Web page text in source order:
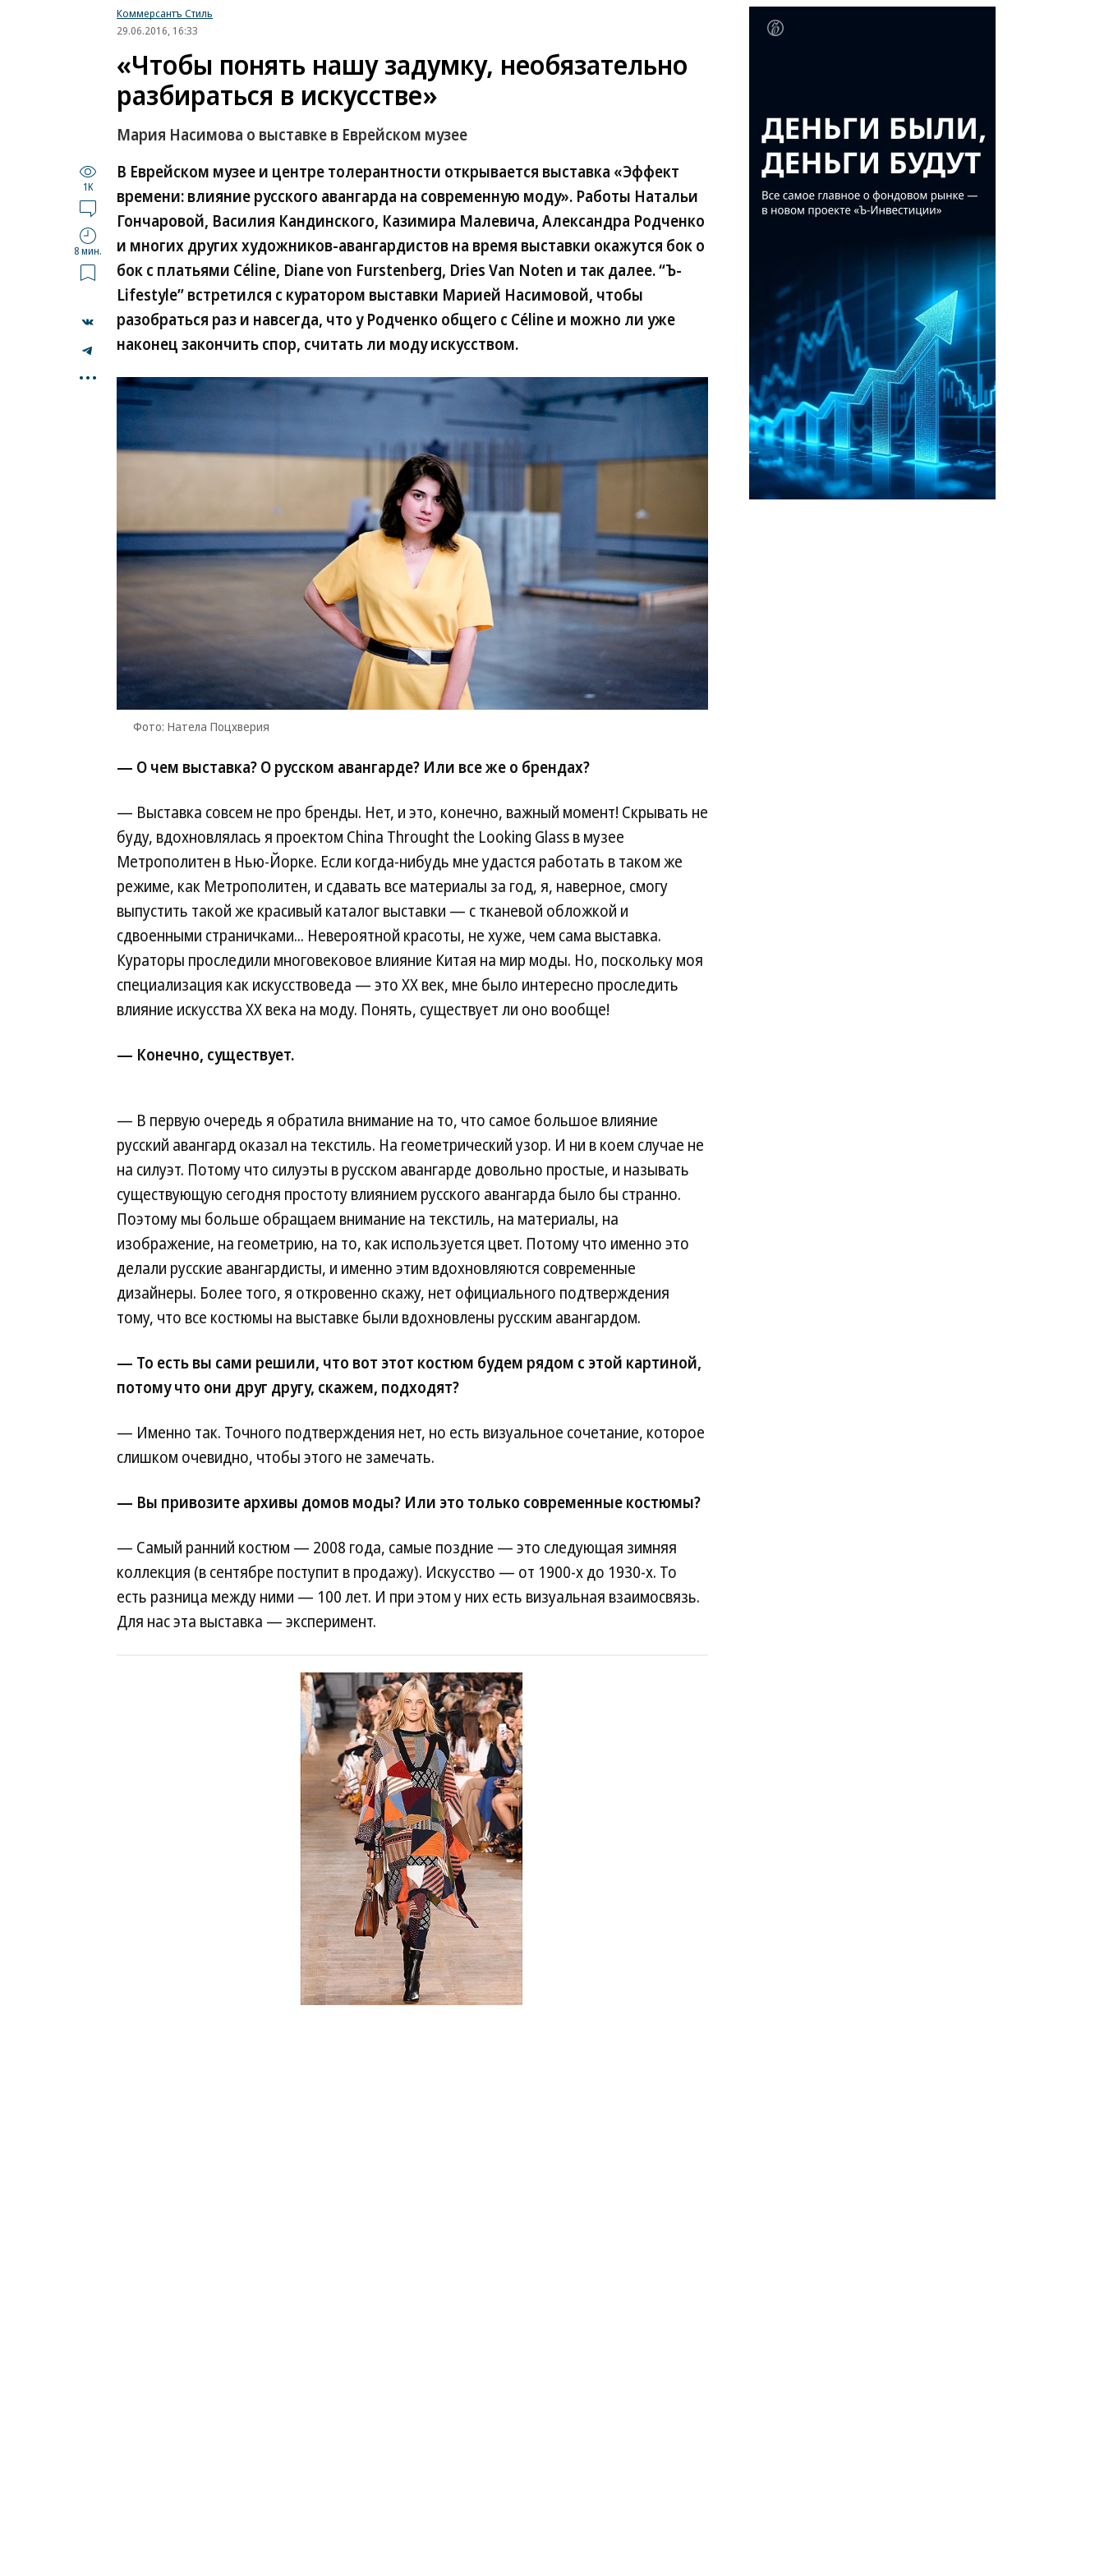
Коммерсантъ Стиль
29.06.2016, 16:33
«Чтобы понять нашу задумку, необязательно
разбираться в искусстве»
Мария Насимова о выставке в Еврейском музее
1K
8 мин.
...
В Еврейском музее и центре толерантности открывается выставка «Эффект
времени: влияние русского авангарда на современную моду». Работы Натальи
Гончаровой, Василия Кандинского, Казимира Малевича, Александра Родченко
и многих других художников-авангардистов на время выставки окажутся бок о
бок с платьями Céline, Diane von Furstenberg, Dries Van Noten и так далее. “Ъ-
Lifestyle” встретился с куратором выставки Марией Насимовой, чтобы
разобраться раз и навсегда, что у Родченко общего с Céline и можно ли уже
наконец закончить спор, считать ли моду искусством.
Фото: Натела Поцхверия
— О чем выставка? О русском авангарде? Или все же о брендах?
— Выставка совсем не про бренды. Нет, и это, конечно, важный момент! Скрывать не
буду, вдохновлялась я проектом China Throught the Looking Glass в музее
Метрополитен в Нью-Йорке. Если когда-нибудь мне удастся работать в таком же
режиме, как Метрополитен, и сдавать все материалы за год, я, наверное, смогу
выпустить такой же красивый каталог выставки — с тканевой обложкой и
сдвоенными страничками... Невероятной красоты, не хуже, чем сама выставка.
Кураторы проследили многовековое влияние Китая на мир моды. Но, поскольку моя
специализация как искусствоведа — это XX век, мне было интересно проследить
влияние искусства ХХ века на моду. Понять, существует ли оно вообще!
— Конечно, существует.
— В первую очередь я обратила внимание на то, что самое большое влияние
русский авангард оказал на текстиль. На геометрический узор. И ни в коем случае не
на силуэт. Потому что силуэты в русском авангарде довольно простые, и называть
существующую сегодня простоту влиянием русского авангарда было бы странно.
Поэтому мы больше обращаем внимание на текстиль, на материалы, на
изображение, на геометрию, на то, как используется цвет. Потому что именно это
делали русские авангардисты, и именно этим вдохновляются современные
дизайнеры. Более того, я откровенно скажу, нет официального подтверждения
тому, что все костюмы на выставке были вдохновлены русским авангардом.
— То есть вы сами решили, что вот этот костюм будем рядом с этой картиной,
потому что они друг другу, скажем, подходят?
— Именно так. Точного подтверждения нет, но есть визуальное сочетание, которое
слишком очевидно, чтобы этого не замечать.
— Вы привозите архивы домов моды? Или это только современные костюмы?
— Самый ранний костюм — 2008 года, самые поздние — это следующая зимняя
коллекция (в сентябре поступит в продажу). Искусство — от 1900-х до 1930-х. То
есть разница между ними — 100 лет. И при этом у них есть визуальная взаимосвязь.
Для нас эта выставка — эксперимент.